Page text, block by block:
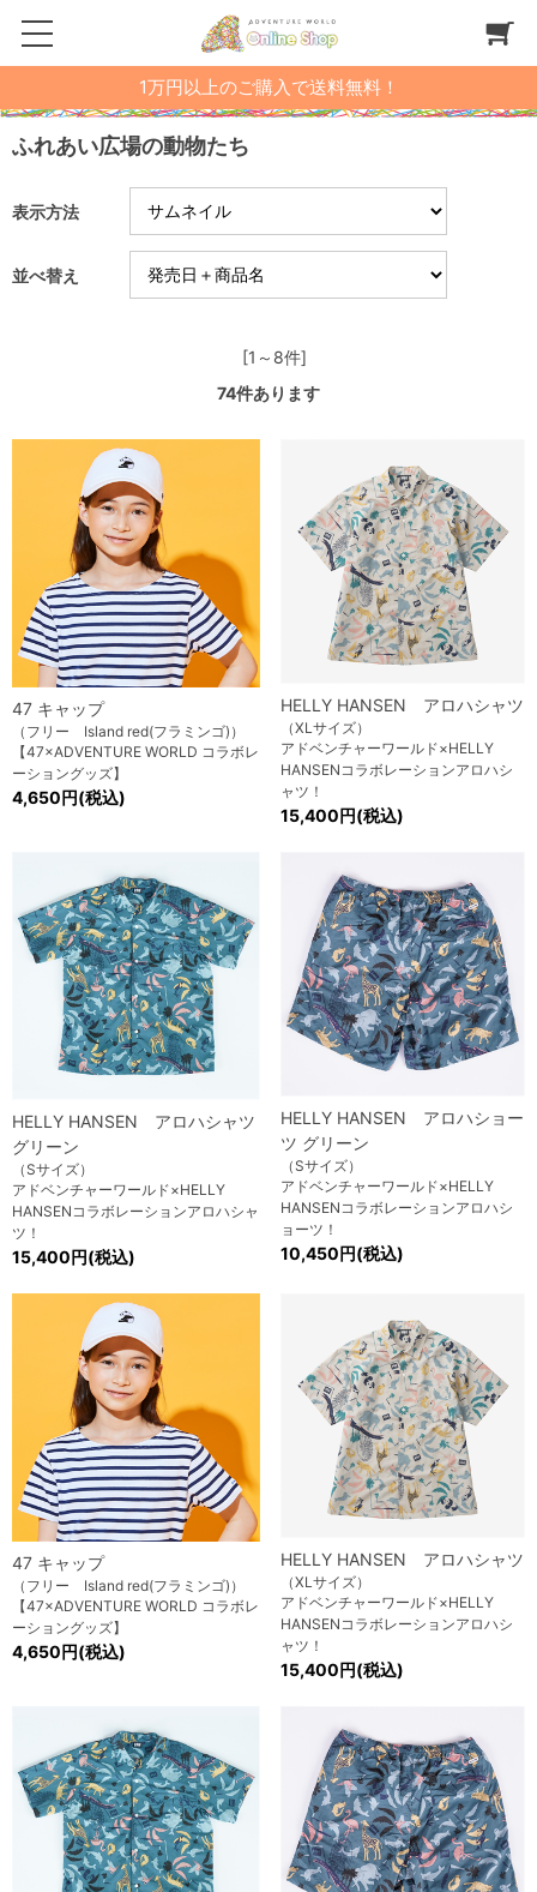
1万円以上のご購入で送料無料！
ふれあい広場の動物たち
表示方法
並べ替え
[1～8件]
74件あります
47 キャップ
（フリー Island red(フラミンゴ)）
【47×ADVENTURE WORLD コラボレ
ーショングッズ】
4,650円(税込)
HELLY HANSEN アロハシャツ
（XLサイズ）
アドベンチャーワールド×HELLY
HANSENコラボレーションアロハシ
ャツ！
15,400円(税込)
HELLY HANSEN アロハシャツ
グリーン
（Sサイズ）
アドベンチャーワールド×HELLY
HANSENコラボレーションアロハシャ
ツ！
15,400円(税込)
HELLY HANSEN アロハショー
ツ グリーン
（Sサイズ）
アドベンチャーワールド×HELLY
HANSENコラボレーションアロハシ
ョーツ！
10,450円(税込)
47 キャップ
（フリー Island red(フラミンゴ)）
【47×ADVENTURE WORLD コラボレ
ーショングッズ】
4,650円(税込)
HELLY HANSEN アロハシャツ
（XLサイズ）
アドベンチャーワールド×HELLY
HANSENコラボレーションアロハシ
ャツ！
15,400円(税込)